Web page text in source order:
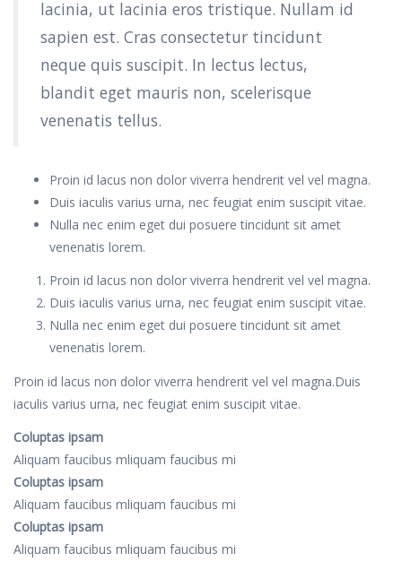
lacinia, ut lacinia eros tristique. Nullam id
sapien est. Cras consectetur tincidunt
neque quis suscipit. In lectus lectus,
blandit eget mauris non, scelerisque
venenatis tellus.
Proin id lacus non dolor viverra hendrerit vel vel magna.
Duis iaculis varius urna, nec feugiat enim suscipit vitae.
Nulla nec enim eget dui posuere tincidunt sit amet
venenatis lorem.
Proin id lacus non dolor viverra hendrerit vel vel magna.
Duis iaculis varius urna, nec feugiat enim suscipit vitae.
Nulla nec enim eget dui posuere tincidunt sit amet
venenatis lorem.
Proin id lacus non dolor viverra hendrerit vel vel magna.Duis
iaculis varius urna, nec feugiat enim suscipit vitae.
Coluptas ipsam
Aliquam faucibus mliquam faucibus mi
Coluptas ipsam
Aliquam faucibus mliquam faucibus mi
Coluptas ipsam
Aliquam faucibus mliquam faucibus mi